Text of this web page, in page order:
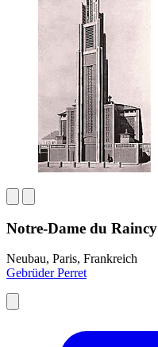
Notre-Dame du Raincy
Neubau, Paris, Frankreich
Gebrüder Perret